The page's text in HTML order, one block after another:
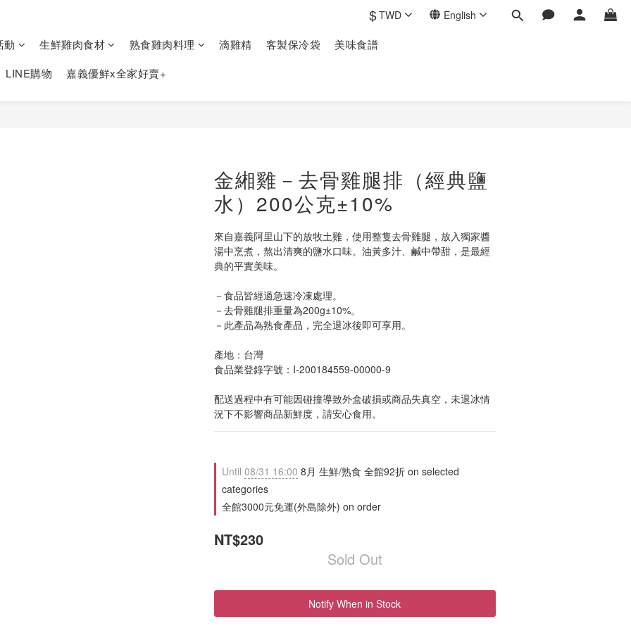
$TWD English
動 生鮮雞肉食材 熟食雞肉料理 滴雞精 客製保冷袋
美味食譜
LINE購物 嘉義優鮮x全家好賣+
金緗雞－去骨雞腿排（經典鹽
水）200公克±10%
來自嘉義阿里山下的放牧土雞，使用整隻去骨雞腿，放入獨家醬
湯中烹煮，熬出清爽的鹽水口味。油黃多汁、鹹中帶甜，是最經
典的平實美味。
－食品皆經過急速冷凍處理。
－去骨雞腿排重量為200g±10%。
－此產品為熟食產品，完全退冰後即可享用。
產地：台灣
食品業登錄字號：I-200184559-00000-9
配送過程中有可能因碰撞導致外盒破損或商品失真空，未退冰情
況下不影響商品新鮮度，請安心食用。
Until 08/31 16:00 8月 生鮮/熟食 全館92折 on selected
categories
全館3000元免運(外島除外) on order
NT$230
Sold Out
Notify When in Stock